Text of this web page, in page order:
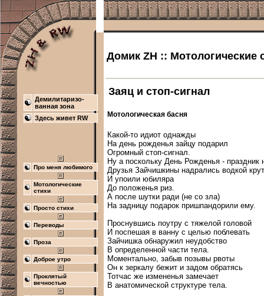
Домик ZH :: Мотологические
Демилитаризо-
ванная зона
Здесь живет RW
Про меня любимого
Мотологические
стихи
Просто стихи
Переводы
Проза
Доброе утро
Проклятый
вечностью
Заяц и стоп-сигнал
Мотологическая басня
Какой-то идиот однажды
На день рожденья зайцу подарил
Огромный стоп-сигнал.
Ну а поскольку День Рожденья - праздник
Друзья Зайчишкины надрались водкой
И упоили юбиляра
До положенья риз.
А после шутки ради (не со зла)
На задницу подарок пришпандорили ему.
Проснувшись поутру с тяжелой головой
И поспешая в ванну с целью поблевать
Зайчишка обнаружил неудобство
В определенной части тела.
Моментально, забыв позывы рвоты
Он к зеркалу бежит и задом обратясь
Тотчас же измененья замечает
В анатомической структуре тела.